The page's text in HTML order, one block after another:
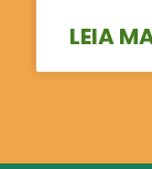
LEIA